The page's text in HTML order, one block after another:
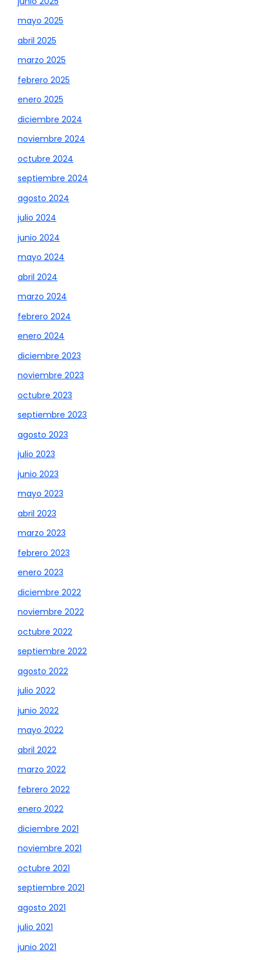
mayo 2025
abril 2025
marzo 2025
febrero 2025
enero 2025
diciembre 2024
noviembre 2024
octubre 2024
septiembre 2024
agosto 2024
julio 2024
junio 2024
mayo 2024
abril 2024
marzo 2024
febrero 2024
enero 2024
diciembre 2023
noviembre 2023
octubre 2023
septiembre 2023
agosto 2023
julio 2023
junio 2023
mayo 2023
abril 2023
marzo 2023
febrero 2023
enero 2023
diciembre 2022
noviembre 2022
octubre 2022
septiembre 2022
agosto 2022
julio 2022
junio 2022
mayo 2022
abril 2022
marzo 2022
febrero 2022
enero 2022
diciembre 2021
noviembre 2021
octubre 2021
septiembre 2021
agosto 2021
julio 2021
junio 2021